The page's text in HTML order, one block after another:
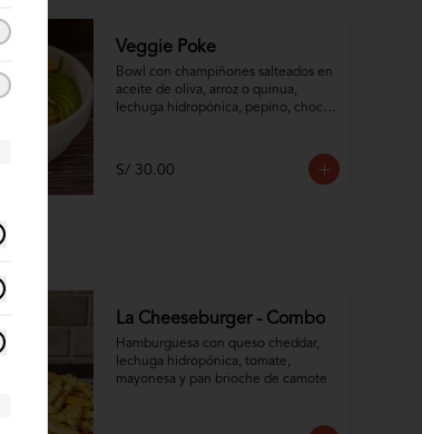
Veggie Poke
Bowl con champiñones salteados en
aceite de oliva, arroz o quinua,
lechuga hidropónica, pepino, choclo
S/ 30.00
La Cheeseburger - Combo
Hamburguesa con queso cheddar,
lechuga hidropónica, tomate,
mayonesa y pan brioche de camote